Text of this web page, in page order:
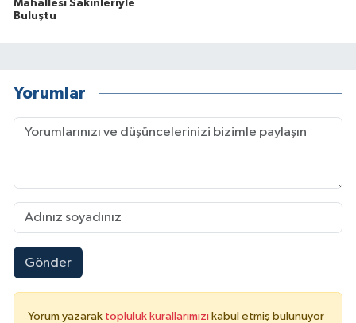
Mahallesi Sakinleriyle
Buluştu
Yorumlar
Gönder
Yorum yazarak topluluk kurallarımızı kabul etmiş bulunuyor